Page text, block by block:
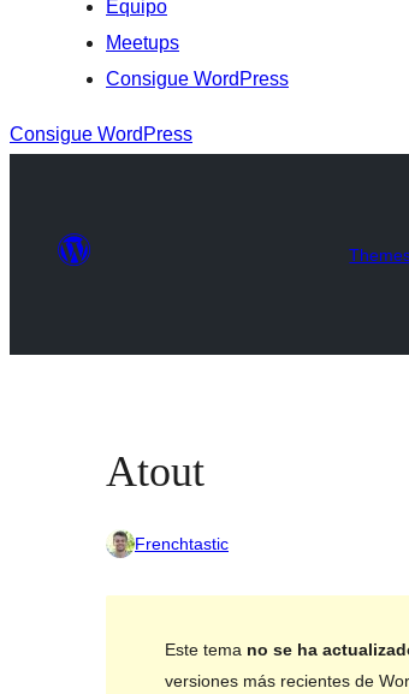
Equipo
Meetups
Consigue WordPress
Consigue WordPress
Atout
Frenchtastic
Este tema no se ha
versiones más recientes de